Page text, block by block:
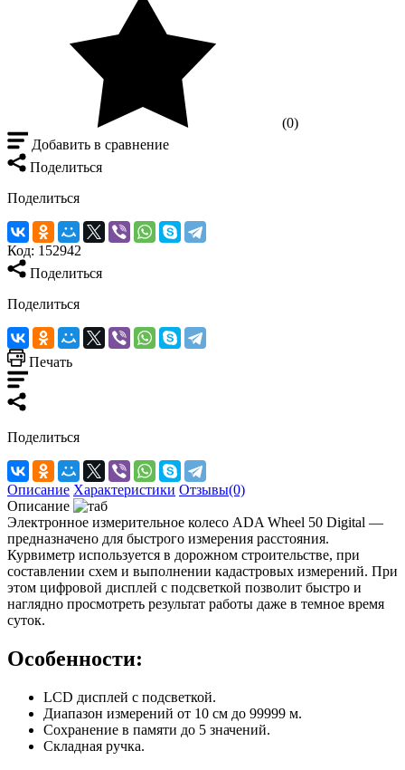
(0)
Добавить в сравнение
Поделиться
Поделиться
Код: 152942
Поделиться
Поделиться
Печать
Поделиться
Описание Характеристики Отзывы(0)
Описание
Электронное измерительное колесо ADA Wheel 50 Digital —
предназначено для быстрого измерения расстояния.
Курвиметр используется в дорожном строительстве, при
составлении схем и выполнении кадастровых измерений. При
этом цифровой дисплей с подсветкой позволит быстро и
наглядно просмотреть результат работы даже в темное время
суток.
Особенности:
LCD дисплей с подсветкой.
Диапазон измерений от 10 см до 99999 м.
Сохранение в памяти до 5 значений.
Складная ручка.